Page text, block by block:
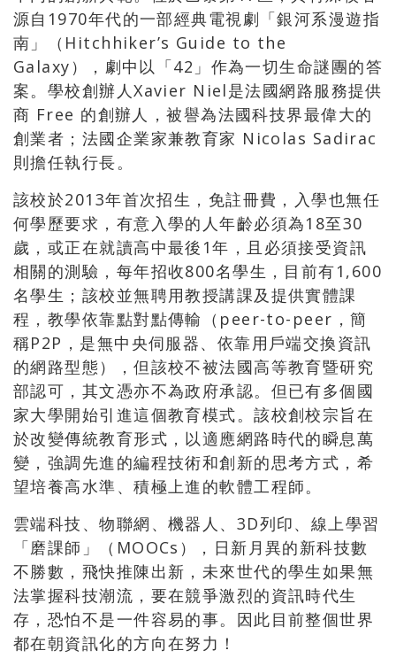
源自1970年代的一部經典電視劇「銀河系漫遊指
南」（Hitchhiker’s Guide to the
Galaxy），劇中以「42」作為一切生命謎團的答
案。學校創辦人Xavier Niel是法國網路服務提供
商 Free 的創辦人，被譽為法國科技界最偉大的
創業者；法國企業家兼教育家 Nicolas Sadirac
則擔任執行長。
該校於2013年首次招生，免註冊費，入學也無任
何學歷要求，有意入學的人年齡必須為18至30
歲，或正在就讀高中最後1年，且必須接受資訊
相關的測驗，每年招收800名學生，目前有1,600
名學生；該校並無聘用教授講課及提供實體課
程，教學依靠點對點傳輸（peer-to-peer，簡
稱P2P，是無中央伺服器、依靠用戶端交換資訊
的網路型態），但該校不被法國高等教育暨研究
部認可，其文憑亦不為政府承認。但已有多個國
家大學開始引進這個教育模式。該校創校宗旨在
於改變傳統教育形式，以適應網路時代的瞬息萬
變，強調先進的編程技術和創新的思考方式，希
望培養高水準、積極上進的軟體工程師。
雲端科技、物聯網、機器人、3D列印、線上學習
「磨課師」（MOOCs），日新月異的新科技數
不勝數，飛快推陳出新，未來世代的學生如果無
法掌握科技潮流，要在競爭激烈的資訊時代生
存，恐怕不是一件容易的事。因此目前整個世界
都在朝資訊化的方向在努力！